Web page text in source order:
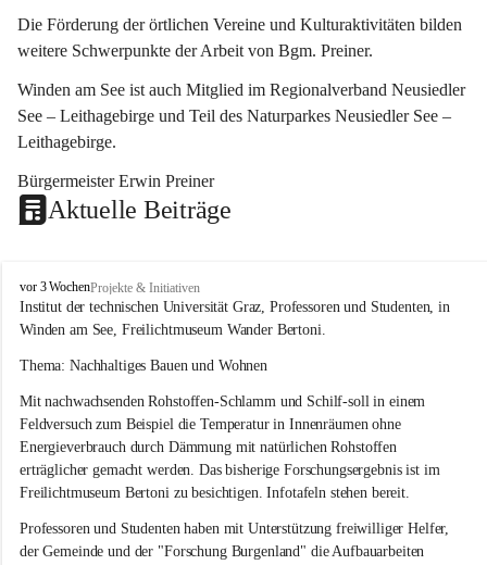
Die Förderung der örtlichen Vereine und Kulturaktivitäten bilden
weitere Schwerpunkte der Arbeit von Bgm. Preiner.
Winden am See ist auch Mitglied im Regionalverband Neusiedler
See – Leithagebirge und Teil des Naturparkes Neusiedler See –
Leithagebirge.
Bürgermeister Erwin Preiner
Aktuelle Beiträge
W
i
n
e
a
m
S
e
e
vor 3 WochenProjekte & Initiativen
Institut der technischen Universität Graz, Professoren und Studenten, in
Winden am See, Freilichtmuseum Wander Bertoni.
Thema: Nachhaltiges Bauen und Wohnen
Mit nachwachsenden Rohstoffen-Schlamm und Schilf-soll in einem
Feldversuch zum Beispiel die Temperatur in Innenräumen ohne
Energieverbrauch durch Dämmung mit natürlichen Rohstoffen
erträglicher gemacht werden. Das bisherige Forschungsergebnis ist im
Freilichtmuseum Bertoni zu besichtigen. Infotafeln stehen bereit.
Professoren und Studenten haben mit Unterstützung freiwilliger Helfer,
der Gemeinde und der "Forschung Burgenland" die Aufbauarbeiten